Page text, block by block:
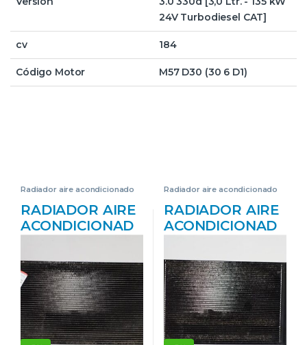
24V Turbodiesel CAT]
cv 184
Código Motor M57 D30 (30 6 D1)
Radiador aire acondicionado
RADIADOR AIRE
ACONDICIONAD
TOURING (E61)
(2004->) 3.0 530D
[3,0 LTR. – 160
KW
TURBODIESEL
CAT] 306 D2 –
Radiador aire acondicionado
RADIADOR AIRE
ACONDICIONAD
BERLINA (E60)
(2003->) 3.0 530I
[3,0 LTR. – 190
KW CAT (N52)]
G/N52B30A –
#PROV#